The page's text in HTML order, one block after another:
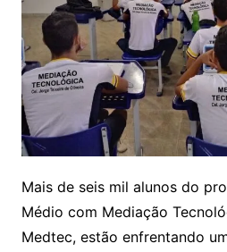
Mais de seis mil alunos do
Médio com Mediação
Medtec, estão enfrentando